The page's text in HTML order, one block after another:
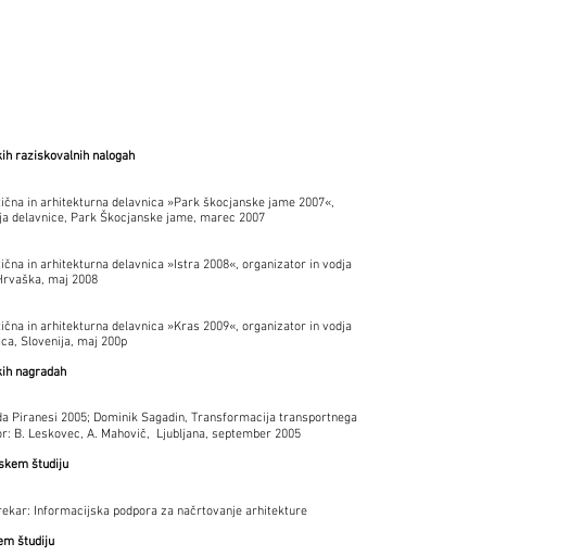
raziskovalnih nalogah
in arhitekturna delavnica »Park škocjanske jame 2007«,
delavnice, Park Škocjanske jame, marec 2007
in arhitekturna delavnica »Istra 2008«, organizator in vodja
maj 2008
in arhitekturna delavnica »Kras 2009«, organizator in vodja
Slovenija, maj 200p
nagradah
Piranesi 2005; Dominik Sagadin, Transformacija transportnega
B. Leskovec, A. Mahovič, Ljubljana, september 2005
študiju
Informacijska podpora za načrtovanje arhitekture
študiju